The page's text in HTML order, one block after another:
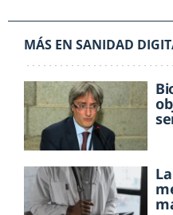
MÁS EN SANIDAD